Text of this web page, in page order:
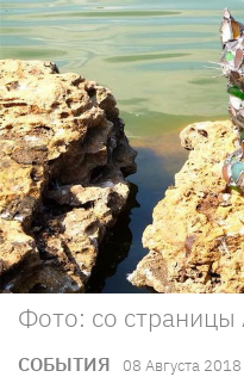
Фото: со
СОБЫТИЯ 08 Августа